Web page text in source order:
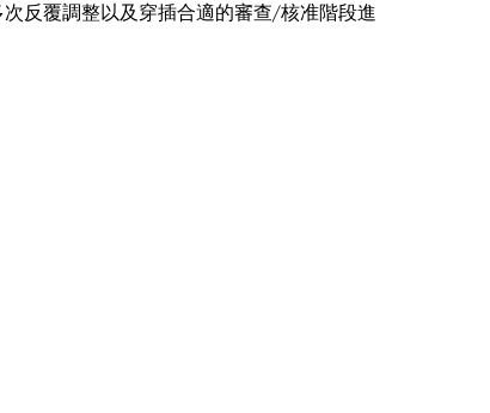
反覆調整以及穿插合適的審查/核准階段進